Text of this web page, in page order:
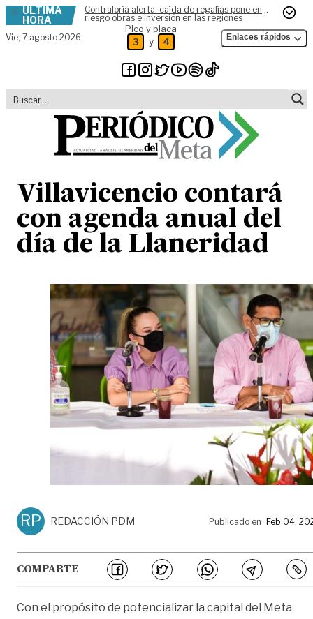
Skip to content
ÚLTIMA
HORA
Contraloría alerta: caída de regalías pone en
riesgo obras e inversión en las regiones
Vie, 7 agosto 2026
Pico y placa
3 y 4 Enlaces rápidos
Villavicencio contará
con agenda anual del
día de la Llaneridad
RP REDACCIÓN PDM Publicado en Feb 04,
COMPARTE
Con el propósito de potencializar la capital del Meta